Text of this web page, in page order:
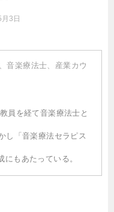
3日
音楽療法士、産業カウ
員を経て音楽療法士と
し「音楽療法セラピス
もあたっている。